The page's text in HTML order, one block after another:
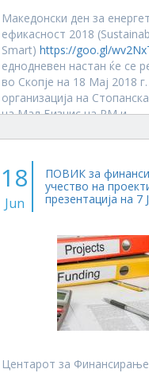
Македонски ден за
ефикасност 2018
Smart) https://goo.gl/
еднодневен настан ќе се
во Скопје на 18 Maj 2018
организација на
на Мал Бизнис на РМ и
18
Jun
ПОВИК за
учество на
презентација на 7
Центарот за